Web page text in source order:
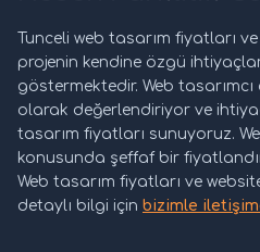
Tunceli web tasarım fiyatları
projenin kendine özgü
göstermektedir. Web
olarak değerlendiriyor ve
tasarım fiyatları sunuyoruz.
konusunda şeffaf bir
Web tasarım fiyatları ve
detaylı bilgi için bizimle